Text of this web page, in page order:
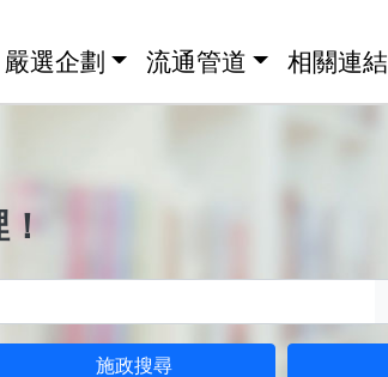
嚴選企劃 流通管道 相關連結
施政搜尋